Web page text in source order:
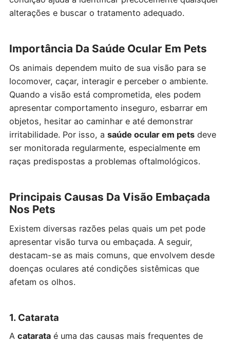
alterações e buscar o tratamento adequado.
Importância Da Saúde Ocular Em Pets
Os animais dependem muito de sua visão para se
locomover, caçar, interagir e perceber o ambiente.
Quando a visão está comprometida, eles podem
apresentar comportamento inseguro, esbarrar em
objetos, hesitar ao caminhar e até demonstrar
irritabilidade. Por isso, a saúde ocular em petsdeve
ser monitorada regularmente, especialmente em
raças predispostas a problemas oftalmológicos.
Principais Causas Da Visão Embaçada
Nos Pets
Existem diversas razões pelas quais um pet pode
apresentar visão turva ou embaçada. A seguir,
destacam-se as mais comuns, que envolvem desde
doenças oculares até condições sistêmicas que
afetam os olhos.
1. Catarata
A catarataé uma das causas mais frequentes de